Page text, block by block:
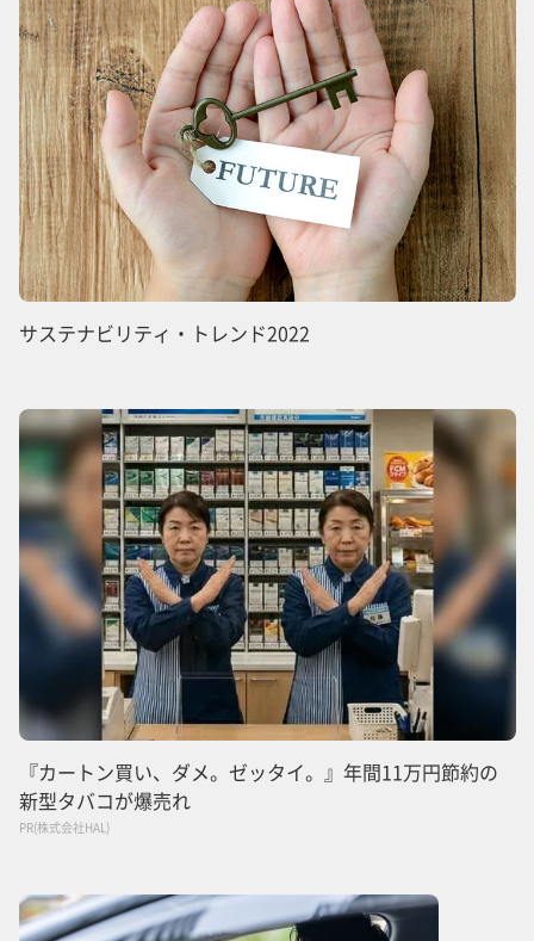
サステナビリティ・トレンド2022
『カートン買い、ダメ。ゼッタイ。』年間11万円節約の
新型タバコが爆売れ
PR(株式会社HAL)